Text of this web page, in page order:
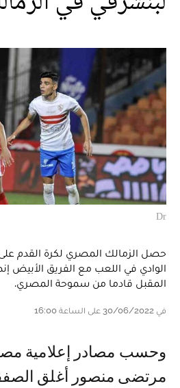
Dr
حصل الزمالك المصري لكرة القدم على
الوادي في اللعب مع الفريق الأبيض
المقبل قادما من سموحة المصري.
في 30/06/2022 على الساعة 16:00
و حسب مصادر إعلامية مصرية فإن أمير
مرتضى منصور أغلق